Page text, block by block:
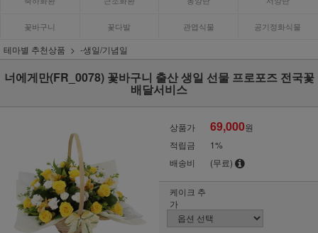
꽃바구니 꽃다발 관엽식물 공기정화식물
테마별 추천상품 -생일/기념일
너에게만(FR_0078) 꽃바구니 출산 생일 선물 프로포즈 전국꽃
배달서비스
상품가 69,000원
적립금
1%
배송비
(무료)
케이크 추
가